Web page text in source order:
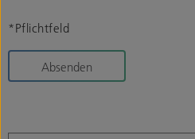
*Pflichtfeld
Absenden